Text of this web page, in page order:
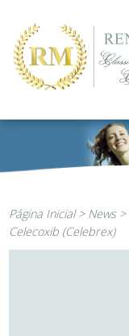
Página Inicial > News >
Celecoxib (Celebrex)